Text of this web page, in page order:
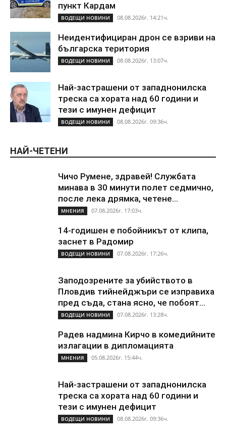
пункт Кардам
ВОДЕЩИ НОВИНИ 08.08.2026г. 14:21ч.
Неидентифициран дрон се взриви на
българска територия
ВОДЕЩИ НОВИНИ 08.08.2026г. 13:07ч.
Най-застрашени от западнонилска
треска са хората над 60 години и
тези с имунен дефицит
ВОДЕЩИ НОВИНИ 08.08.2026г. 09:36ч.
НАЙ-ЧЕТЕНИ
Чичо Румене, здравей! Службата
минава в 30 минути полет седмично,
после лека дрямка, четене...
МНЕНИЯ 07.08.2026г. 17:03ч.
14-годишен е побойникът от клипа,
заснет в Радомир
ВОДЕЩИ НОВИНИ 07.08.2026г. 17:26ч.
Заподозрените за убийството в
Пловдив тийнейджъри се изправиха
пред съда, стана ясно, че побоят...
ВОДЕЩИ НОВИНИ 07.08.2026г. 13:28ч.
Радев надмина Кирчо в комедийните
излагации в дипломацията
МНЕНИЯ 05.08.2026г. 15:44ч.
Най-застрашени от западнонилска
треска са хората над 60 години и
тези с имунен дефицит
ВОДЕЩИ НОВИНИ 08.08.2026г. 09:36ч.